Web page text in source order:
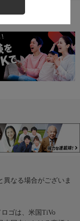
異なる場合がございま
ゴは、米国TiVo